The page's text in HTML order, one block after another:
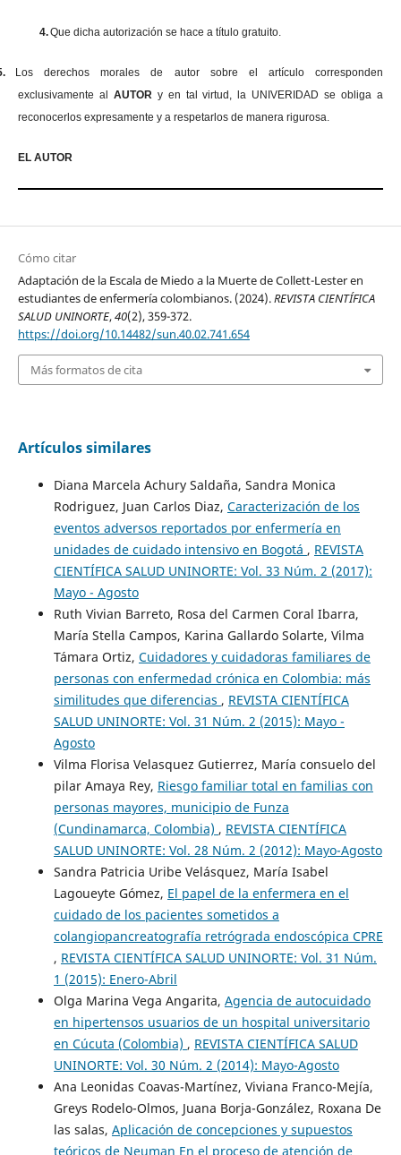
4.Que dicha autorización se hace a título gratuito.
Los derechos morales de autor sobre el artículo corresponden
exclusivamente al AUTOR y en tal virtud, la UNIVERIDAD se obliga a
reconocerlos expresamente y a respetarlos de manera rigurosa.
EL AUTOR
Cómo citar
Adaptación de la Escala de Miedo a la Muerte de Collett-Lester en
estudiantes de enfermería colombianos. (2024).REVISTA CIENTÍFICA
SALUD UNINORTE,40(2), 359-372.
https://doi.org/10.14482/sun.40.02.741.654
Más formatos de cita
Artículos similares
Diana Marcela Achury Saldaña, Sandra Monica
Rodriguez, Juan Carlos Diaz, Caracterización de los
eventos adversos reportados por enfermería en
unidades de cuidado intensivo en Bogotá , REVISTA
CIENTÍFICA SALUD UNINORTE: Vol. 33 Núm. 2 (2017):
Mayo - Agosto
Ruth Vivian Barreto, Rosa del Carmen Coral Ibarra,
María Stella Campos, Karina Gallardo Solarte, Vilma
Támara Ortiz, Cuidadores y cuidadoras familiares de
personas con enfermedad crónica en Colombia: más
similitudes que diferencias , REVISTA CIENTÍFICA
SALUD UNINORTE: Vol. 31 Núm. 2 (2015): Mayo -
Agosto
Vilma Florisa Velasquez Gutierrez, María consuelo del
pilar Amaya Rey, Riesgo familiar total en familias con
personas mayores, municipio de Funza
(Cundinamarca, Colombia) , REVISTA CIENTÍFICA
SALUD UNINORTE: Vol. 28 Núm. 2 (2012): Mayo-Agosto
Sandra Patricia Uribe Velásquez, María Isabel
Lagoueyte Gómez, El papel de la enfermera en el
cuidado de los pacientes sometidos a
colangiopancreatografía retrógrada endoscópica CPRE
, REVISTA CIENTÍFICA SALUD UNINORTE: Vol. 31 Núm.
1 (2015): Enero-Abril
Olga Marina Vega Angarita, Agencia de autocuidado
en hipertensos usuarios de un hospital universitario
en Cúcuta (Colombia) , REVISTA CIENTÍFICA SALUD
UNINORTE: Vol. 30 Núm. 2 (2014): Mayo-Agosto
Ana Leonidas Coavas-Martínez, Viviana Franco-Mejía,
Greys Rodelo-Olmos, Juana Borja-González, Roxana De
las salas, Aplicación de concepciones y supuestos
teóricos de Neuman En el proceso de atención de